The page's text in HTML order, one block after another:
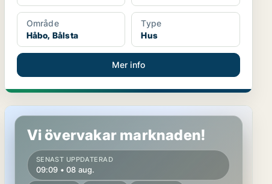
Område
Håbo, Bålsta
Type
Hus
Mer info
Lägenhet i Uppsala
Vi övervakar marknaden!
SENAST UPPDATERAD
09:09 • 08 aug.